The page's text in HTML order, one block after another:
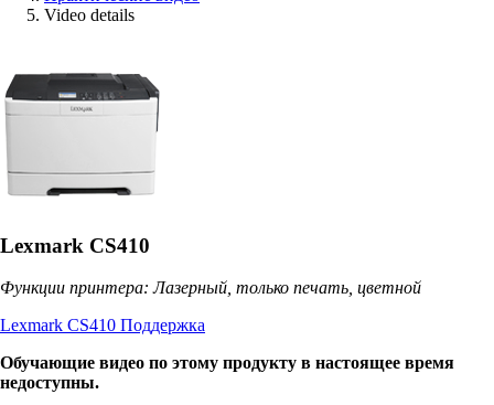
Video details
Lexmark CS410
Функции принтера: Лазерный, только печать, цветной
Lexmark CS410 Поддержка
Обучающие видео по этому продукту в настоящее время
недоступны.